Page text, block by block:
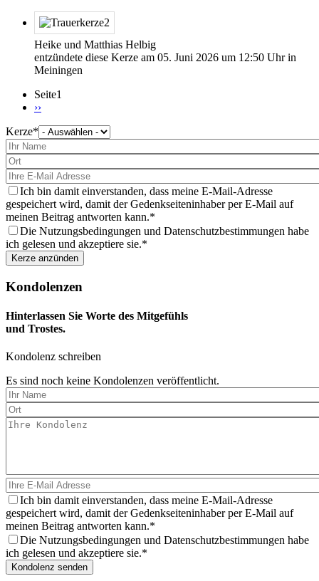
Heike und Matthias Helbig
entzündete diese Kerze am 05. Juni 2026 um 12:50 Uhr in
Meiningen
Seite1
Nächste
››
Kerze
wählen
Sie
aus
Ich bin damit einverstanden, dass meine E-Mail-Adresse
gespeichert wird, damit der Gedenkseiteninhaber per E-Mail auf
meinen Beitrag antworten kann.
Die Nutzungsbedingungen und Datenschutzbestimmungen habe
ich gelesen und akzeptiere sie.
Kondolenzen
Hinterlassen Sie Worte des Mitgefühls
und Trostes.
Kondolenz schreiben
Es sind noch keine Kondolenzen veröffentlicht.
Ich bin damit einverstanden, dass meine E-Mail-Adresse
gespeichert wird, damit der Gedenkseiteninhaber per E-Mail auf
meinen Beitrag antworten kann.
Die Nutzungsbedingungen und Datenschutzbestimmungen habe
ich gelesen und akzeptiere sie.